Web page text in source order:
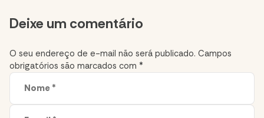
Comment
section
Deixe um comentário
O seu endereço de e-mail não será publicado. Campos
obrigatórios são marcados com *